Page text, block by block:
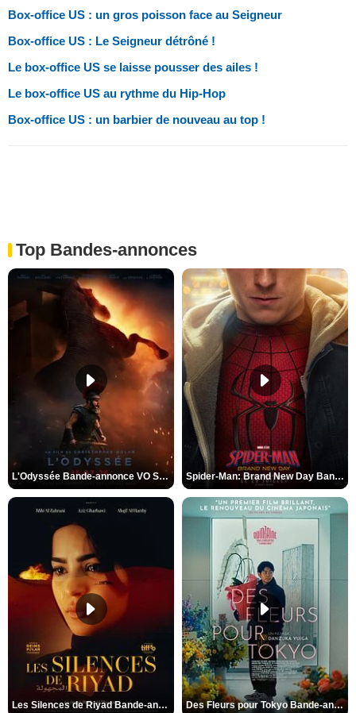
Box-office US : un gros poisson face au Seigneur
Box-office US : Le Seigneur détrôné !
Le box-office US se laisse pousser des ailes !
Le box-office US au rythme du Hip-Hop
Box-office US : un barbier de nouveau au top !
Top Bandes-annonces
L'Odyssée Bande-annonce VO STFR Spider-Man: Brand New Day Bande-annonce VO STFR
Les Silences de Riyad Bande-annonce VO STFR Des Fleurs pour Tokyo Bande-annonce VO STFR